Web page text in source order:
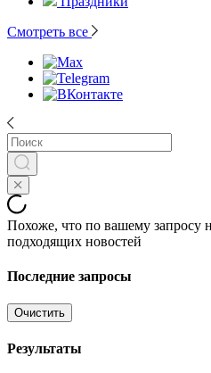
Смотреть все
Похоже, что по вашему запросу
подходящих новостей
Последние запросы
Очистить
Результаты